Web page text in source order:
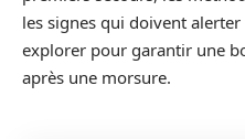
les signes qui doivent
explorer pour garantir une
après une morsure.